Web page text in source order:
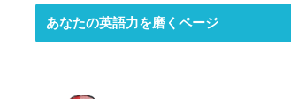
あなたの英語力を磨くページ